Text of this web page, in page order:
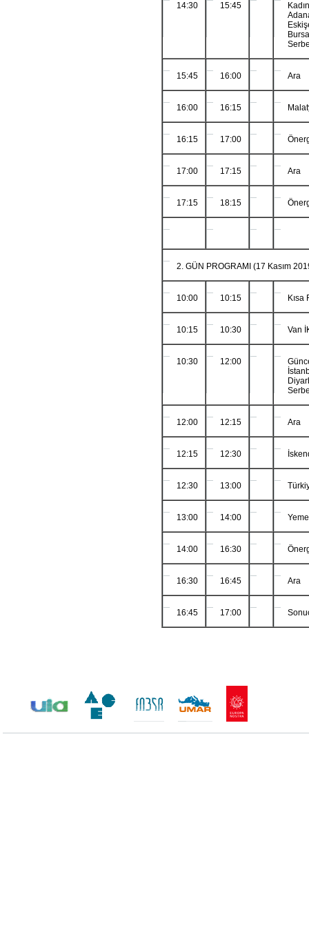
14:30 15:45
15:45 16:00 Ara
16:00 16:15
16:15 17:00
17:00 17:15 Ara
17:15 18:15
2. GÜN PROGRAMI (17 Kasım
10:00 10:15
10:15 10:30 Van
10:30 12:00
12:00 12:15 Ara
12:15 12:30
12:30 13:00
13:00 14:00
14:00 16:30
16:30 16:45 Ara
16:45 17:00